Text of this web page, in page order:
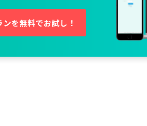
を無料でお試し！